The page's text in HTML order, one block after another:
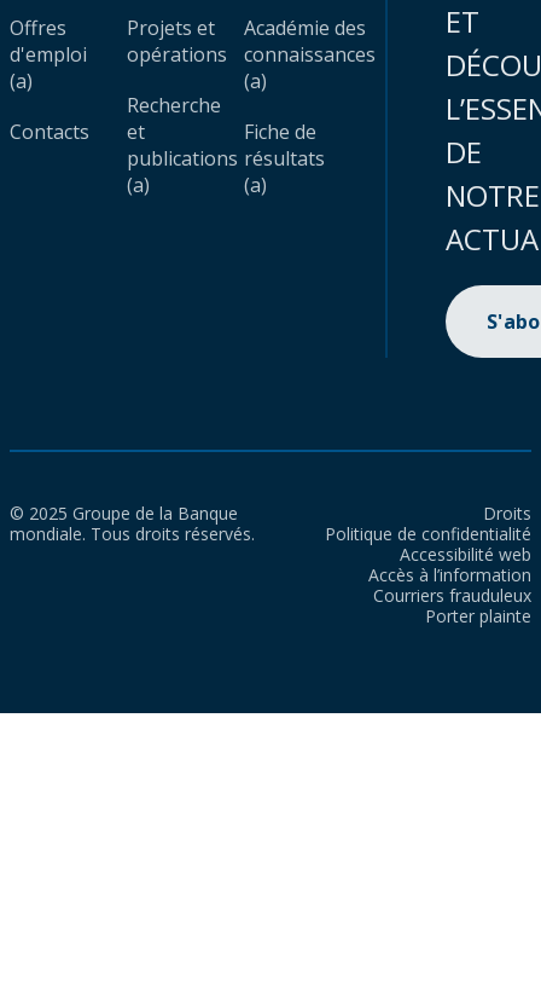
Offres
d'emploi
(a)
Contacts
Projets et
opérations
Recherche
et
publications
(a)
Académie des
connaissances
(a)
Fiche de
résultats
(a)
ET
DE
NOTRE
© 2025 Groupe de la Banque
mondiale. Tous droits réservés.
Droits
Politique de confidentialité
Accessibilité web
Accès à l’information
Courriers frauduleux
Porter plainte